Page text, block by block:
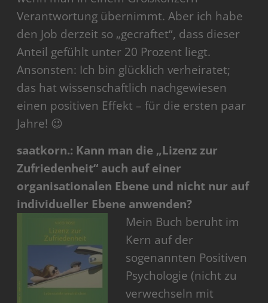
Verantwortung übernimmt. Aber ich habe
den Job derzeit so „gecraftet“, dass dieser
Anteil gefühlt unter 20 Prozent liegt.
Ansonsten: Ich bin glücklich verheiratet;
das hat wissenschaftlich nachgewiesen
einen positiven Effekt – für die ersten paar
Jahre! 😉
saatkorn.: Kann man die „Lizenz zur
Zufriedenheit“ auch auf einer
organisationalen Ebene und nicht nur auf
individueller Ebene anwenden?
Mein Buch beruht im
Kern auf der
sogenannten Positiven
Psychologie (nicht zu
verwechseln mit